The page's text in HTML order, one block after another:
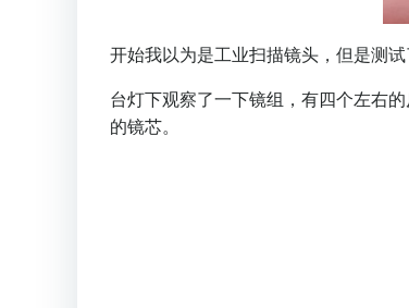
开始我以为是工业扫描镜头，但是测
台灯下观察了一下镜组，有四个左右
的镜芯。